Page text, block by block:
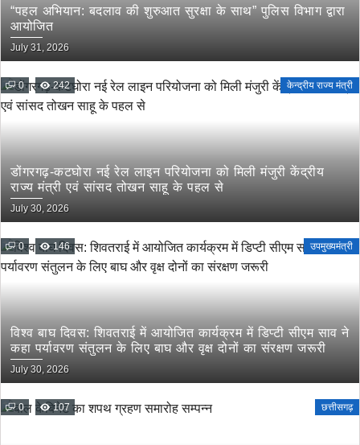
“पहल अभियान: बदलाव की शुरुआत सुरक्षा के साथ” पुलिस विभाग द्वारा
आयोजित
July 31, 2026
0 242 केन्द्रीय राज्य मंत्री
डोंगरगढ़-कटघोरा नई रेल लाइन परियोजना को मिली मंजुरी केंद्रीय
राज्य मंत्री एवं सांसद तोखन साहू के पहल से
July 30, 2026
0 146 उपमुख्यमंत्री
विश्व बाघ दिवस: शिवतराई में आयोजित कार्यक्रम में डिप्टी सीएम साव ने
कहा पर्यावरण संतुलन के लिए बाघ और वृक्ष दोनों का संरक्षण जरूरी
July 30, 2026
0 107 छत्तीसगढ़